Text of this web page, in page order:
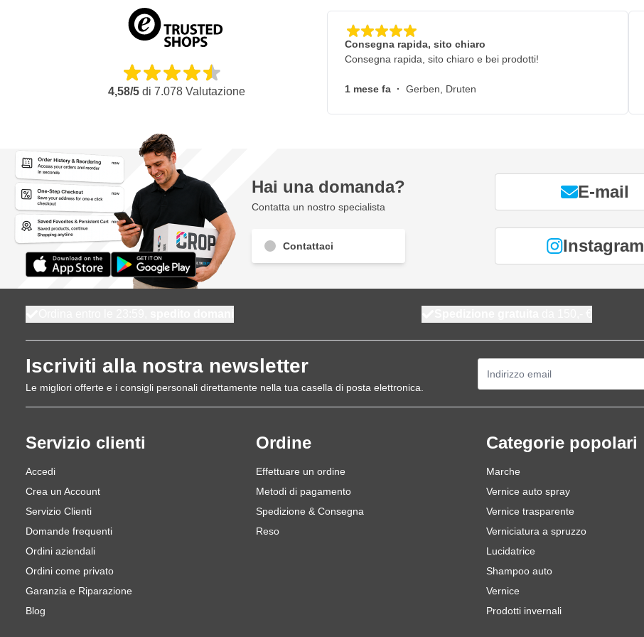
4,58/5di 7.078Valutazione
Consegna rapida, sito chiaro
Consegna rapida, sito chiaro e bei prodotti!
1 mese fa · Gerben, Druten
Hai una domanda?
Contatta un nostro specialista
Contattaci
E-mail
Instagram
Iscriviti alla nostra newsletter
Le migliori offerte e i consigli personali direttamente nella tua casella di posta elettronica.
Servizio clienti
Accedi
Crea un Account
Servizio Clienti
Domande frequenti
Ordini aziendali
Ordini come privato
Garanzia e Riparazione
Blog
Ordine
Effettuare un ordine
Metodi di pagamento
Spedizione & Consegna
Reso
Categorie popolari
Marche
Vernice auto spray
Vernice trasparente
Verniciatura a spruzzo
Lucidatrice
Shampoo auto
Vernice
Prodotti invernali